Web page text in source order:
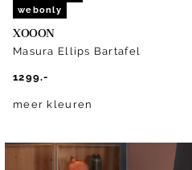
webonly
XOOON
Masura Ellips Bartafel
1299.-
meer kleuren